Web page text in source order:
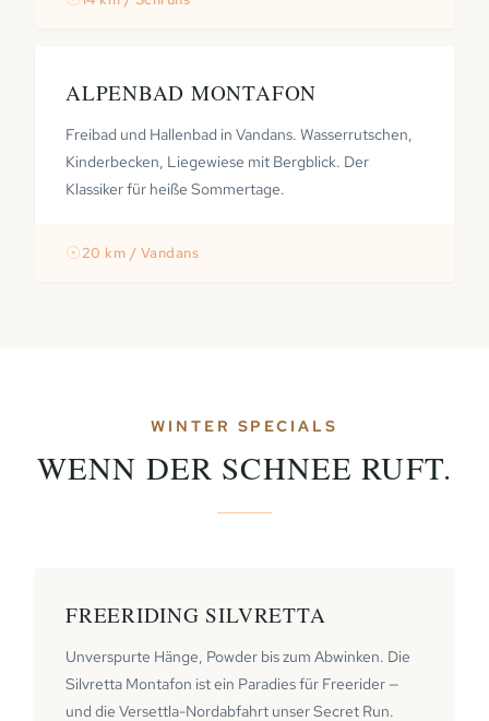
ALPENBAD MONTAFON
Freibad und Hallenbad in Vandans. Wasserrutschen,
Kinderbecken, Liegewiese mit Bergblick. Der
Klassiker für heiße Sommertage.
☉20 km / Vandans
WINTER SPECIALS
WENN DER SCHNEE RUFT.
FREERIDING SILVRETTA
Unverspurte Hänge, Powder bis zum Abwinken. Die
Silvretta Montafon ist ein Paradies für Freerider —
und die Versettla-Nordabfahrt unser Secret Run.